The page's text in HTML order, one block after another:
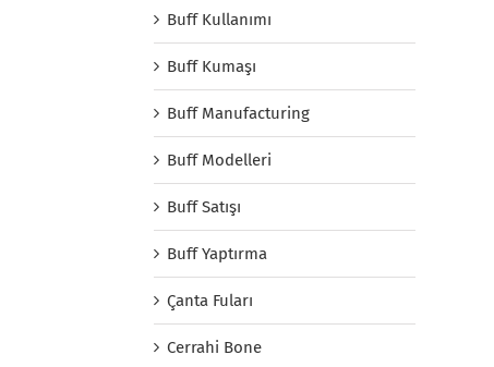
Buff Kullanımı
Buff Kumaşı
Buff Manufacturing
Buff Modelleri
Buff Satışı
Buff Yaptırma
Çanta Fuları
Cerrahi Bone